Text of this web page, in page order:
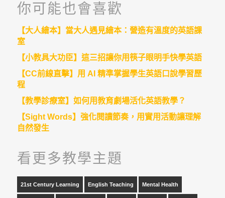
你可能也會喜歡
【大人繪本】當大人遇見繪本：營造有溫度的英語課
室
【小教具大功臣】這三招讓你用筷子眼明手快學英語
【CC前線直擊】用 AI 精準掌握學生英語口說學習歷
程
【教學診療室】如何用教育劇場活化英語教學？
【Sight Words】強化閱讀節奏，用實用活動讓理解
自然發生
看更多教學主題
21st Century Learning English Teaching Mental Health